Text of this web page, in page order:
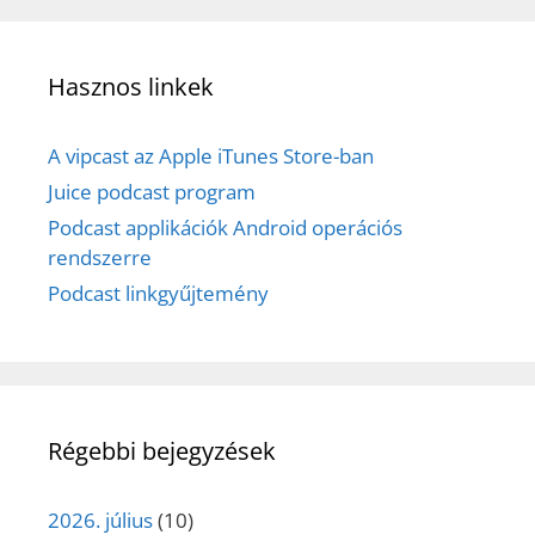
Hasznos linkek
A vipcast az Apple iTunes Store-ban
Juice podcast program
Podcast applikációk Android operációs
rendszerre
Podcast linkgyűjtemény
Régebbi bejegyzések
2026. július(10)